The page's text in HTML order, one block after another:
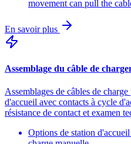
movement can pull the
En savoir plus
Assemblage du câble de
Assemblages de câbles de
d'accueil avec contacts à cycle
résistance de contact et examen
Options de station